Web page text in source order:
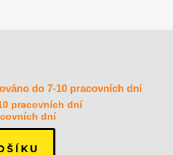
do 7-10 pracovních dní
pracovních dní
dní